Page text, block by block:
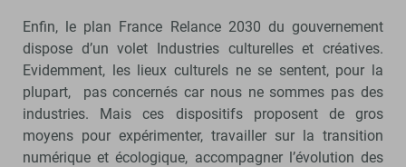
Enfin, le plan France Relance 2030 du gouvernement
dispose d’un volet Industries culturelles et créatives.
Evidemment, les lieux culturels ne se sentent, pour la
plupart, pas concernés car nous ne sommes pas des
industries. Mais ces dispositifs proposent de gros
moyens pour expérimenter, travailler sur la transition
numérique et écologique, accompagner l’évolution des